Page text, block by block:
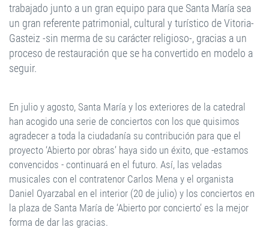
trabajado junto a un gran equipo para que Santa María sea
un gran referente patrimonial, cultural y turístico de Vitoria-
Gasteiz -sin merma de su carácter religioso-, gracias a un
proceso de restauración que se ha convertido en modelo a
seguir.
En julio y agosto, Santa María y los exteriores de la catedral
han acogido una serie de conciertos con los que quisimos
agradecer a toda la ciudadanía su contribución para que el
proyecto ‘Abierto por obras’ haya sido un éxito, que -estamos
convencidos - continuará en el futuro. Así, las veladas
musicales con el contratenor Carlos Mena y el organista
Daniel Oyarzabal en el interior (20 de julio) y los conciertos en
la plaza de Santa María de ‘Abierto por concierto’ es la mejor
forma de dar las gracias.